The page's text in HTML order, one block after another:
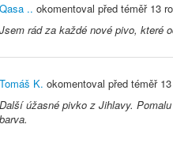
Qasa .. okomentoval před téměř 13
Jsem rád za každé nové pivo, které
Tomáš K. okomentoval před téměř
Další úžasné pivko z Jihlavy.
barva.